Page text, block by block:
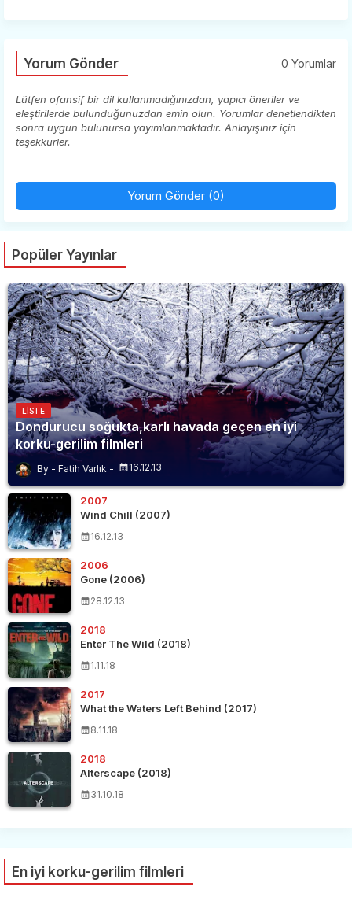
Yorum Gönder 0 Yorumlar
Lütfen ofansif bir dil kullanmadığınızdan, yapıcı öneriler ve
eleştirilerde bulunduğunuzdan emin olun. Yorumlar denetlendikten
sonra uygun bulunursa yayımlanmaktadır. Anlayışınız için
teşekkürler.
Yorum Gönder (0)
Popüler Yayınlar
LISTE
Dondurucu soğukta,karlı havada geçen en iyi
korku-gerilim filmleri
Fatih Varlık 16.12.13
2007
Wind Chill (2007)
16.12.13
2006
Gone (2006)
28.12.13
2018
Enter The Wild (2018)
1.11.18
2017
What the Waters Left Behind (2017)
8.11.18
2018
Alterscape (2018)
31.10.18
En iyi korku-gerilim filmleri